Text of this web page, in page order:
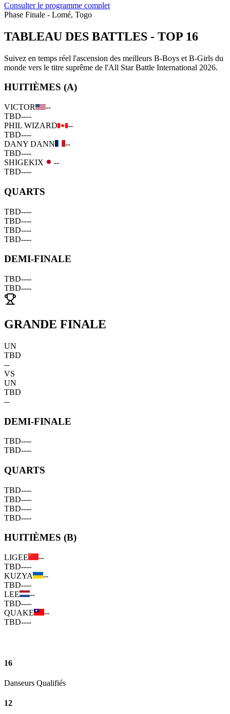
Consulter le programme complet
Phase Finale - Lomé, Togo
TABLEAU DES BATTLES - TOP 16
Suivez en temps réel l'ascension des meilleurs B-Boys et B-Girls du
monde vers le titre suprême de l'All Star Battle International 2026.
HUITIÈMES (A)
VICTOR
--
TBD----
PHIL WIZARD
--
TBD----
DANY DANN
--
TBD----
SHIGEKIX
--
TBD----
QUARTS
TBD----
TBD----
TBD----
TBD----
DEMI-FINALE
TBD----
TBD----
GRANDE FINALE
UN
TBD
--
VS
UN
TBD
--
DEMI-FINALE
TBD----
TBD----
QUARTS
TBD----
TBD----
TBD----
TBD----
HUITIÈMES (B)
LIGEE
--
TBD----
KUZYA
--
TBD----
LEE
--
TBD----
QUAKE
--
TBD----
16
Danseurs Qualifiés
12